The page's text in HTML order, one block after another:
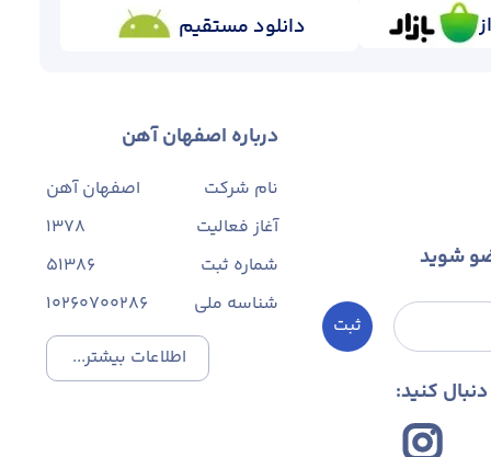
دانلود مستقیم
شوید
ثبت
کنید:
درباره اصفهان آهن
نام شرکت
اصفهان آهن
آغاز فعالیت
1378
شماره ثبت
۵۱۳۸۶
شناسه ملی
10260700286
اطلاعات بیشتر...